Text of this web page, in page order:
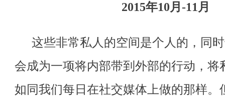
2015年10月-11 月
这些非常私人的空间是个人的，同
会成为一项将内部带到外部的行动，将
如同我们每日在社交媒体上做的那样。